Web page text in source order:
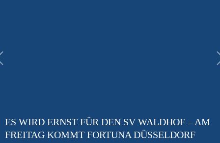
ES WIRD ERNST FÜR DEN SV WALDHOF – AM
FREITAG KOMMT FORTUNA DÜSSELDORF